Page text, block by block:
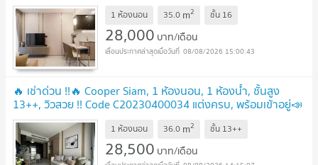
1 ห้องนอน 35.0 m2 ชั้น 16
28,000 บาท/เดือน
08/08/2026 15:00:43
🔥 เช่าด่วน !!🔥 Cooper Siam, 1 ห้องนอน, 1 ห้องน้ำ, ชั้นสูง
13++, วิวสวย !! Code C20230400034 แต่งครบ, พร้อมเข้าอยู่📣
📣
1 ห้องนอน 36.0 m2 ชั้น 13++
28,500 บาท/เดือน